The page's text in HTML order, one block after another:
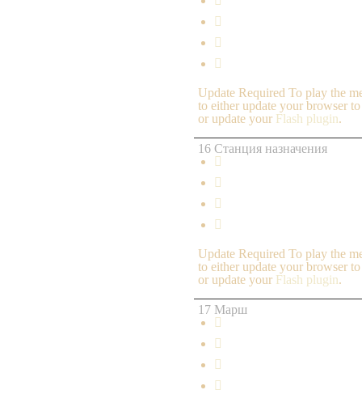



Update Required To play the
to either update your browser
or update your Flash plugin.
16 Станция назначения




Update Required To play the
to either update your browser
or update your Flash plugin.
17 Марш



